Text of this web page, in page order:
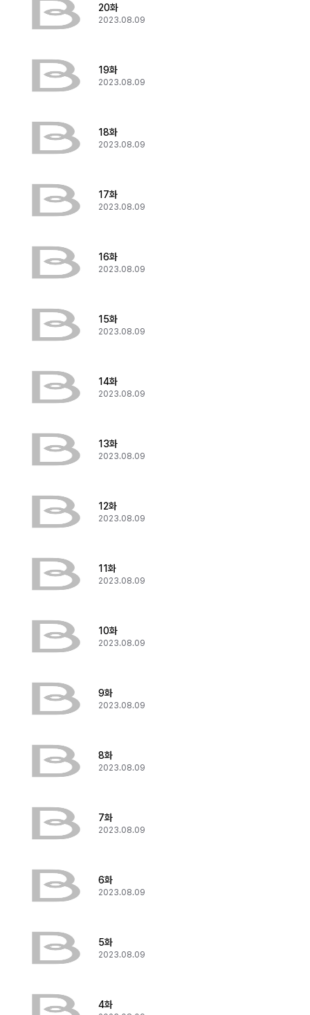
20화
2023.08.09
19화
2023.08.09
18화
2023.08.09
17화
2023.08.09
16화
2023.08.09
15화
2023.08.09
14화
2023.08.09
13화
2023.08.09
12화
2023.08.09
11화
2023.08.09
10화
2023.08.09
9화
2023.08.09
8화
2023.08.09
7화
2023.08.09
6화
2023.08.09
5화
2023.08.09
4화